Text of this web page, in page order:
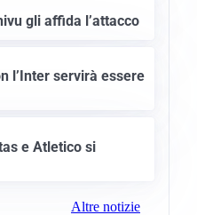
gli affida l’attacco
l’Inter servirà essere
e Atletico si
Altre notizie